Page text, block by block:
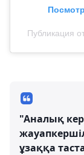
Публикация
"Аналық
ұзаққа